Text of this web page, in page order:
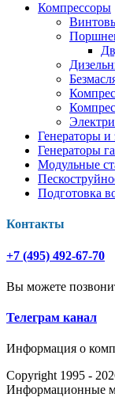
Компрессоры
Генераторы и
Генераторы
Модульные
Подготовка
Контакты
+7 (495) 492-67-70
Вы можете
Телеграм канал
Информация о
Copyright 1995 -
Информационные